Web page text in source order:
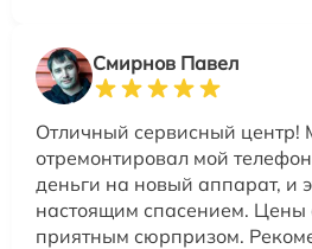
Смирнов Павел
Отличный сервисный центр!
отремонтировал мой
деньги на новый аппарат, и
настоящим спасением. Цены
приятным сюрпризом.